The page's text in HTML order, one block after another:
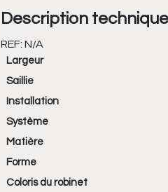
Description technique
REF: N/A
Largeur
Saillie
Installation
Système
Matière
Forme
Coloris du robinet